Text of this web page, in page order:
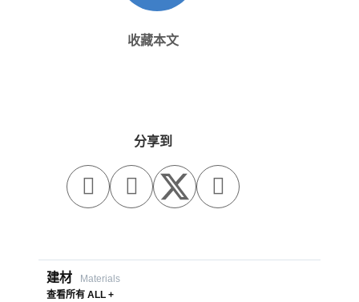
收藏本文
分享到
  
建材
Materials
查看所有 ALL +